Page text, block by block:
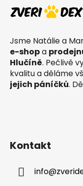
Jsme Natálie a
e-shopa
Hlučíně. Pečlivě
kvalitu a děláme
jejich páníčků.
Kontakt
info@